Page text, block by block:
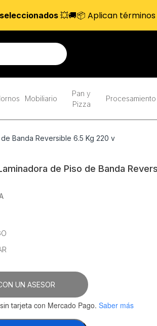
Mobiliario
Pan y
Pizza
Procesamiento
Banda Reversible 6.5 Kg 220 v
de Piso de Banda
UN ASESOR
tarjeta con Mercado Pago. Saber más
💥🚚📦 Aplican